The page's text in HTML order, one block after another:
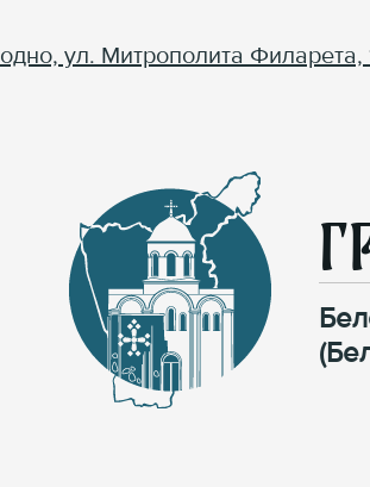
ул. Митрополита Филарета,